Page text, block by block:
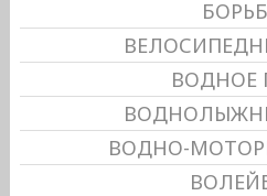
ВОДНОЕ
ВОДНО-